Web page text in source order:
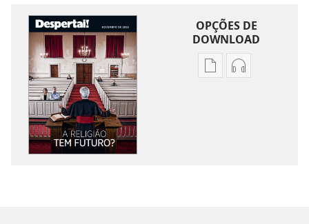
OPÇÕES DE
DOWNLOAD
OpçõesOpções